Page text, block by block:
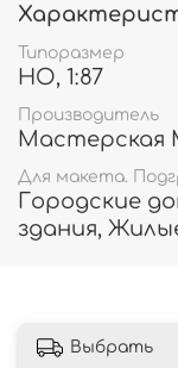
Типоразмер
HO, 1:87
Производитель
Мастерская
Для макета.
Городские
здания,
Выбрать